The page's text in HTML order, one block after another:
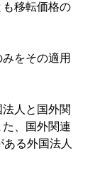
移転価格の
みをその適用
法人と国外関
、国外関連
る外国法人